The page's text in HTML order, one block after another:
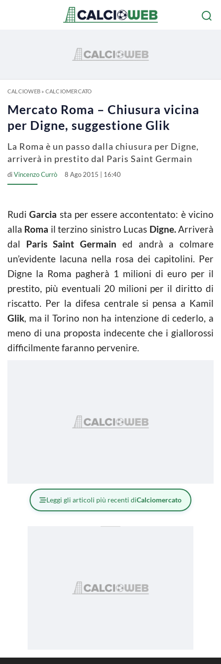
CALCIOWEB» CALCIOMERCATO
Mercato Roma – Chiusura vicina
per Digne, suggestione Glik
La Roma è un passo dalla chiusura per Digne,
arriverà in prestito dal Paris Saint Germain
diVincenzo Currò 8 Ago 2015 | 16:40
RudiGarcia sta per essere accontentato: è vicino
alla Roma il terzino sinistro Lucas Digne.Arriverà
dal Paris Saint Germain ed andrà a colmare
un’evidente lacuna nella rosa dei capitolini. Per
Digne la Roma pagherà 1 milioni di euro per il
prestito, più eventuali 20 milioni per il diritto di
riscatto. Per la difesa centrale si pensa a Kamil
Glik, ma il Torino non ha intenzione di cederlo, a
meno di una proposta indecente che i giallorossi
difficilmente faranno pervenire.
Leggi gli articoli più recenti diCalciomercato